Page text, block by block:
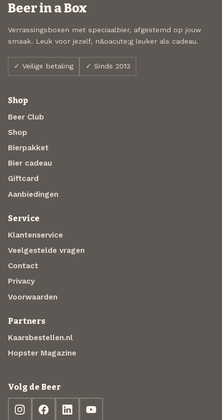
Beer in a Box
Verrassingsboxen met speciaalbier, afgestemd op jouw
smaak. Leuk voor jezelf, n&oacute;g leuker als cadeau.
✓ Veilige betaling ✓ Sinds 2013
Shop
Beer Club
Shop
Bierpakket
Bier cadeau
Giftcard
Aanbiedingen
Service
Klantenservice
Veelgestelde vragen
Contact
Privacy
Voorwaarden
Partners
Kaarsbestellen.nl
Hopster Magazine
Volg de Beer